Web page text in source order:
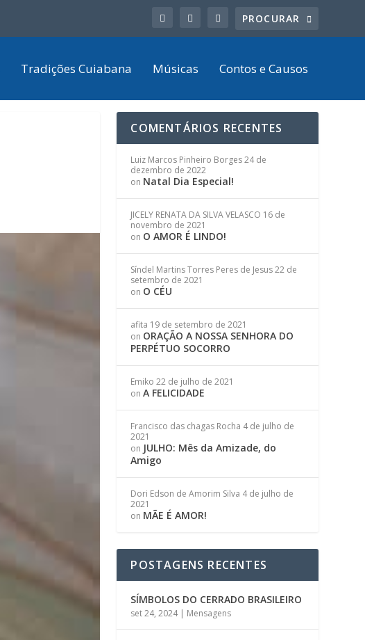
Tradições Cuiabana Músicas Contos e Causos
COMENTÁRIOS RECENTES
Luiz Marcos Pinheiro Borges24 de
dezembro de 2022
on Natal Dia Especial!
JICELY RENATA DA SILVA VELASCO 16 de
novembro de 2021
on O AMOR É LINDO!
Síndel Martins Torres Peres de Jesus22 de
setembro de 2021
on O CÉU
afita 19 de setembro de 2021
on ORAÇÃO A NOSSA SENHORA DO
PERPÉTUO SOCORRO
Emiko 22 de julho de 2021
onA FELICIDADE
Francisco das chagas Rocha 4 de julho de
2021
on JULHO: Mês da Amizade, do
Amigo
Dori Edson de Amorim Silva 4 de julho de
2021
on MÃE É AMOR!
POSTAGENS RECENTES
SÍMBOLOS DO CERRADO BRASILEIRO
set 24, 2024| Mensagens